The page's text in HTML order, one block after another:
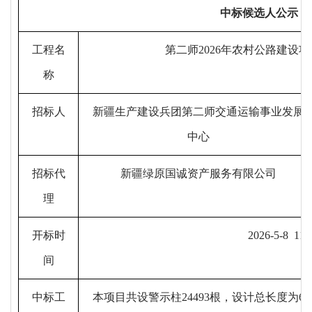
中标候选人公示
工程名
称
第二师2026年农村公路建设
招标人 新疆生产建设兵团第二师交通运输事业发展
中心
招标代
理
新疆绿原国诚资产服务有限公司
开标时
间
2026-5-8 1 1
中标工 本项目共设警示柱24493根，设计总长度为